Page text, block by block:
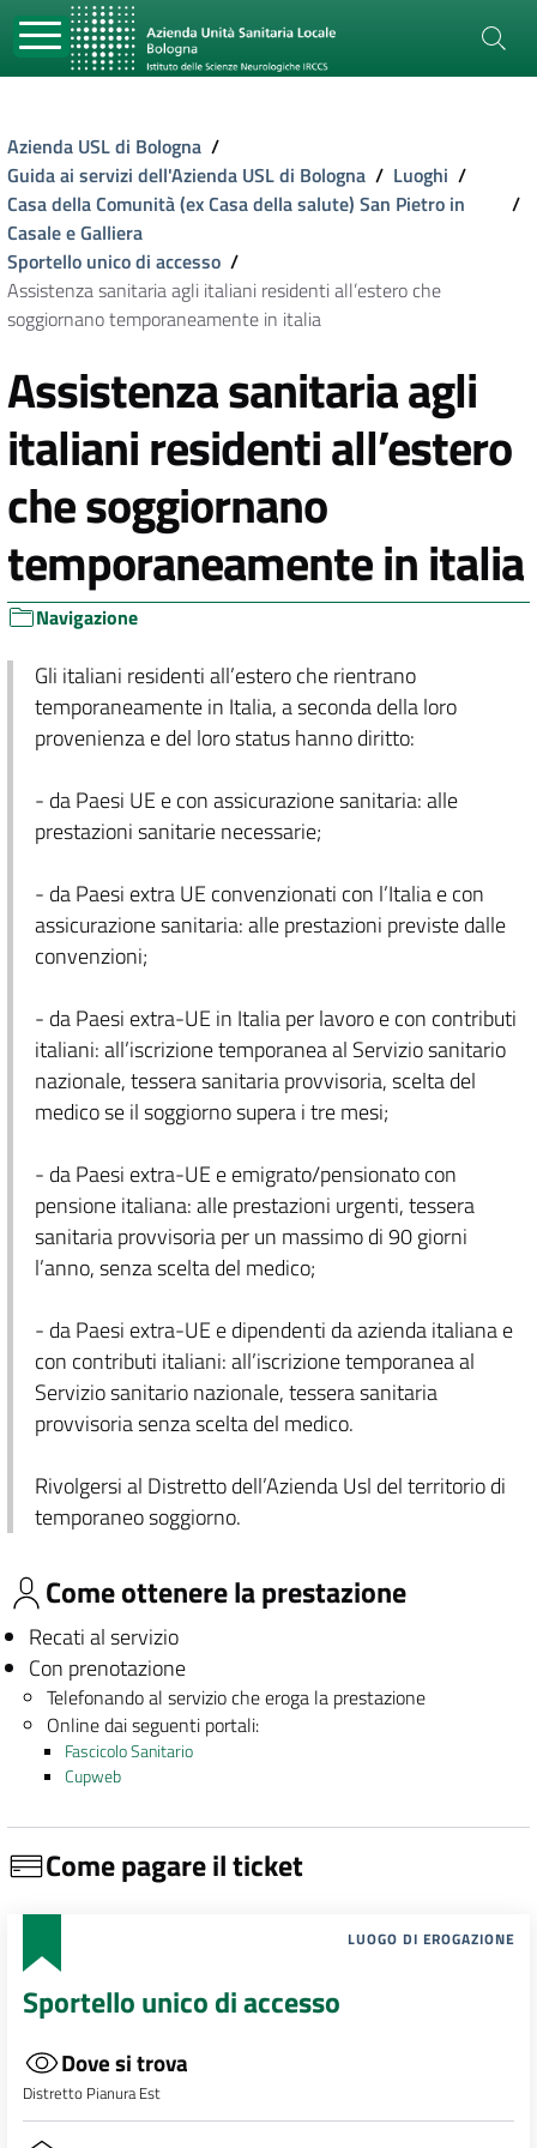
Azienda USL di Bologna /
Guida ai servizi dell'Azienda USL di Bologna / Luoghi /
Casa della Comunità (ex Casa della salute) San Pietro in
Casale e Galliera
/
Sportello unico di accesso /
Assistenza sanitaria agli italiani residenti all’estero che
soggiornano temporaneamente in italia
Assistenza sanitaria agli
italiani residenti all’estero
che soggiornano
temporaneamente in italia
Navigazione
Gli italiani residenti all’estero che rientrano
temporaneamente in Italia, a seconda della loro
provenienza e del loro status hanno diritto:
- da Paesi UE e con assicurazione sanitaria: alle
prestazioni sanitarie necessarie;
- da Paesi extra UE convenzionati con l’Italia e con
assicurazione sanitaria: alle prestazioni previste dalle
convenzioni;
- da Paesi extra-UE in Italia per lavoro e con contributi
italiani: all’iscrizione temporanea al Servizio sanitario
nazionale, tessera sanitaria provvisoria, scelta del
medico se il soggiorno supera i tre mesi;
- da Paesi extra-UE e emigrato/pensionato con
pensione italiana: alle prestazioni urgenti, tessera
sanitaria provvisoria per un massimo di 90 giorni
l’anno, senza scelta del medico;
- da Paesi extra-UE e dipendenti da azienda italiana e
con contributi italiani: all’iscrizione temporanea al
Servizio sanitario nazionale, tessera sanitaria
provvisoria senza scelta del medico.
Rivolgersi al Distretto dell’Azienda Usl del territorio di
temporaneo soggiorno.
Come ottenere la prestazione
Recati al servizio
Con prenotazione
Telefonando al servizio che eroga la prestazione
Online dai seguenti portali:
Fascicolo Sanitario
Cupweb
Come pagare il ticket
LUOGO DI EROGAZIONE
Sportello unico di accesso
Dove si trova
Distretto Pianura Est